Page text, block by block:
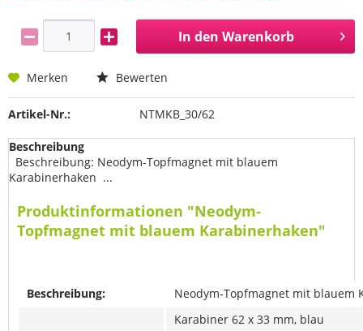
In den Warenkorb
Merken Bewerten
Artikel-Nr.: NTMKB_30/62
Beschreibung
Beschreibung: Neodym-Topfmagnet mit blauem
Karabinerhaken ...
Produktinformationen "Neodym-
Topfmagnet mit blauem Karabinerhaken"
Beschreibung:
Neodym-Topfmagnet mit blauem
Karabiner 62 x 33 mm, blau